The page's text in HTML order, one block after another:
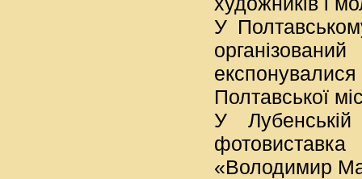
У
Полтавської
У Лубенській
«Володимир